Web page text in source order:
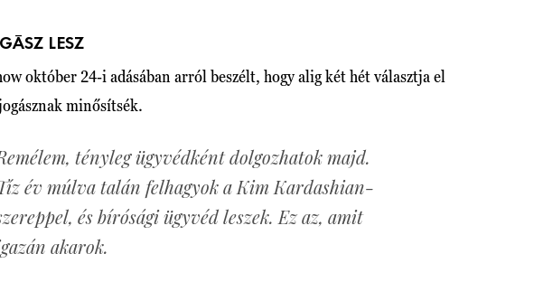
LESZ
október 24-i adásában arról beszélt, hogy alig két hét választja el
minősítsék.
tényleg ügyvédként dolgozhatok majd.
év múlva talán felhagyok a Kim Kardashian-
és bírósági ügyvéd leszek. Ez az, amit
akarok.